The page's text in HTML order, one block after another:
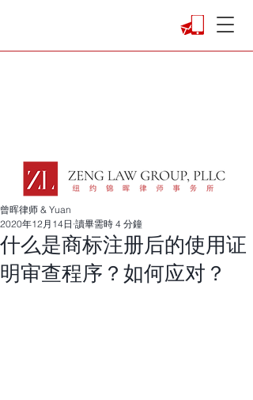
什么是商标注册后的使用证
明审查程序？如何应对？
曾晖律师 & Yuan
2020年12月14日 讀畢需時 4 分鐘